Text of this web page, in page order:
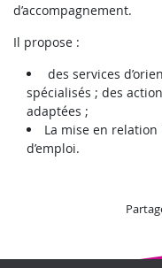
d’accompagnement.
Il propose :
des services
spécialisés ; des
adaptées ;
La mise en
d’emploi.